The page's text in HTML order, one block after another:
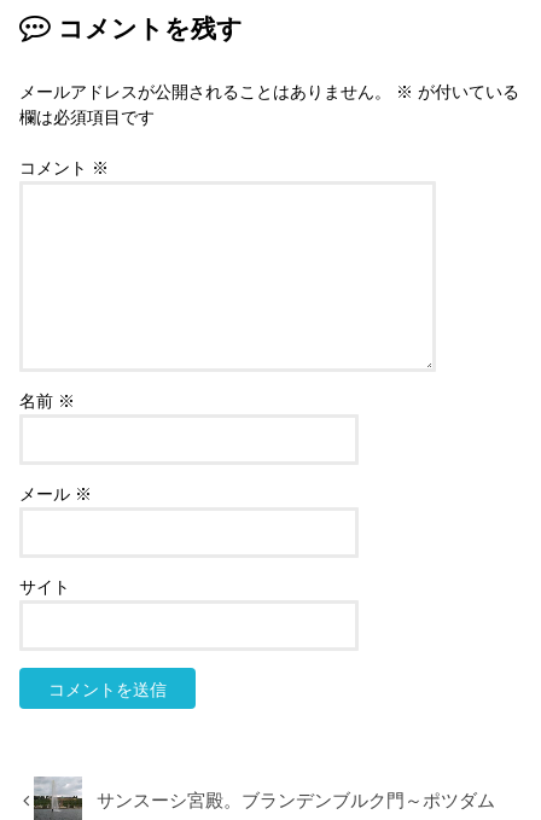
コメントを残す
メールアドレスが公開されることはありません。 ※ が付いている
欄は必須項目です
コメント ※
名前 ※
メール ※
サイト
サンスーシ宮殿。ブランデンブルク門～ポツダム